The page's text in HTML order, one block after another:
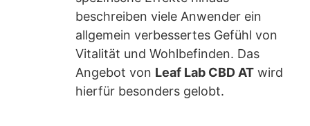
beschreiben viele Anwender ein
allgemein verbessertes Gefühl von
Vitalität und Wohlbefinden. Das
Angebot von Leaf Lab CBD AT wird
hierfür besonders gelobt.